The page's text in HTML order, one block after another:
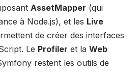
AssetMapper (qui
à Node.js), et les Live
de créer des interfaces
Le Profiler et la Web
restent les outils de